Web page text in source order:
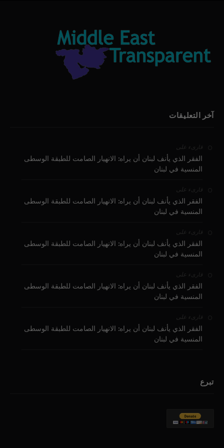
آخر التعليقات
قارىء على
الفقر الذي يأنف لبنان أن يراه: الانهيار الصامت للطبقة الوسطى
المنسية في لبنان
قارىء على
الفقر الذي يأنف لبنان أن يراه: الانهيار الصامت للطبقة الوسطى
المنسية في لبنان
قارىء على
الفقر الذي يأنف لبنان أن يراه: الانهيار الصامت للطبقة الوسطى
المنسية في لبنان
قارىء على
الفقر الذي يأنف لبنان أن يراه: الانهيار الصامت للطبقة الوسطى
المنسية في لبنان
قارىء على
الفقر الذي يأنف لبنان أن يراه: الانهيار الصامت للطبقة الوسطى
المنسية في لبنان
تبرع